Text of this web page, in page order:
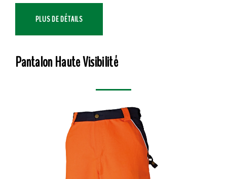
PLUS DE DÉTAILS
Pantalon Haute Visibilité